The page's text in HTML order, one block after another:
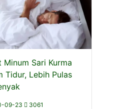
Minum Sari Kurma
Tidur, Lebih Pulas
09-23 3061